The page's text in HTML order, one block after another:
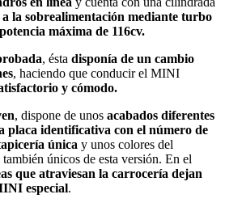
a la sobrealimentación mediante turbo
máxima de 116cv.
, ésta disponía de un cambio
, haciendo que conducir el MINI
y cómodo.
, dispone de unos acabados diferentes
placa identificativa con el número de
única y unos colores del
únicos de esta versión. En el
que atraviesan la carrocería dejan
especial.